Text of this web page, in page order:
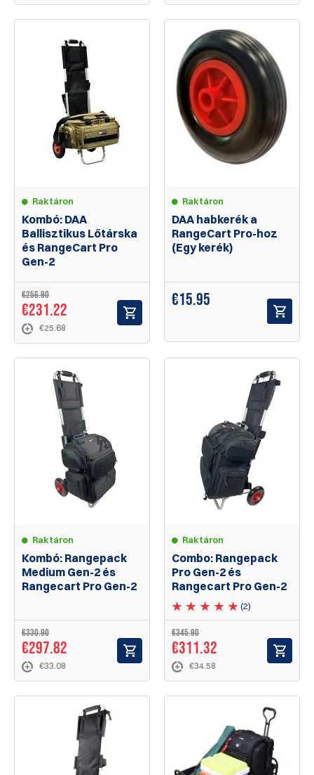
Raktáron
Kombó: DAA
Ballisztikus Lőtárska
és RangeCart Pro
Gen-2
€256.90
€231.22
€25.68
Raktáron
DAA habkerék a
RangeCart Pro-hoz
(Egy kerék)
€15.95
Raktáron
Kombó: Rangepack
Medium Gen-2 és
Rangecart Pro Gen-2
€330.90
€297.82
€33.08
Raktáron
Combo: Rangepack
Pro Gen-2 és
Rangecart Pro Gen-2
(2)
€345.90
€311.32
€34.58